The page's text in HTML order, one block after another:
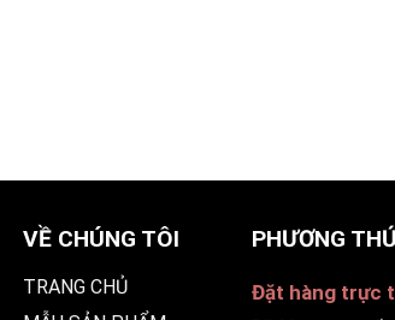
VỀ CHÚNG TÔI
TRANG CHỦ
PHƯƠNG
Đặt hàng trực